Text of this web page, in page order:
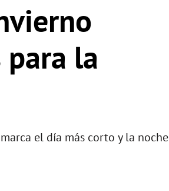
la
el día más corto y la noche